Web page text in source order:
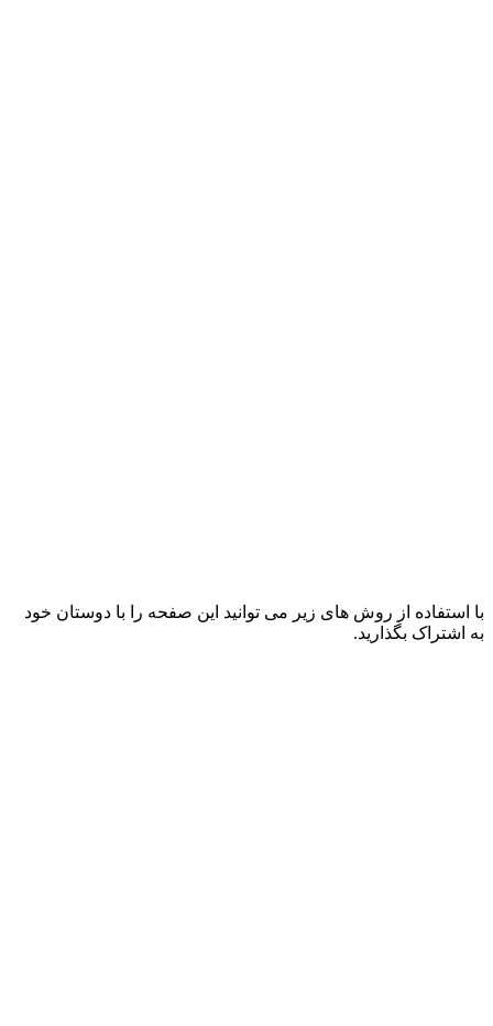
با استفاده از روش های زیر می توانید این صفحه را با دوستان خود
به اشتراک بگذارید.